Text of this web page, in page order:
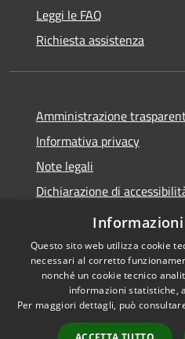
Leggi le FAQ
Richiesta assistenza
Amministrazione
Informativa privacy
Note legali
Dichiarazione di
Obiettivi accessibilità
Accessibilità
Questo sito web utilizza cookie
necessari al corretto
nonché un cookie tecnico
informazioni statistiche,
Per maggiori dettagli, può